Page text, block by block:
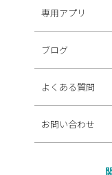
専用アプリ
ブログ
よくある質問
お問い合わせ